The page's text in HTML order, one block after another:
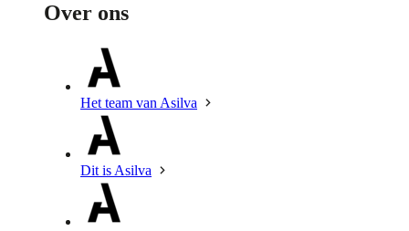
Over ons
Het team van Asilva
Dit is Asilva